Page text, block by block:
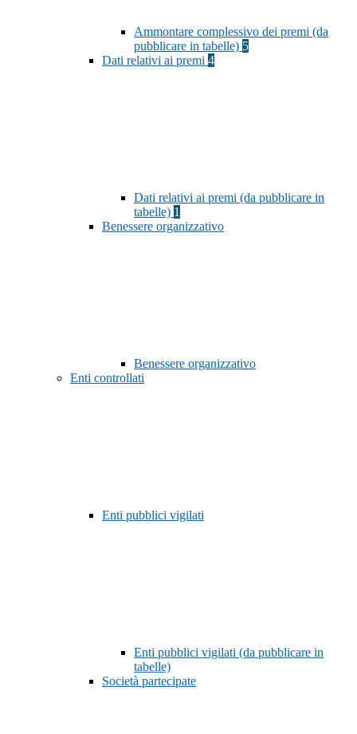
Ammontare complessivo dei premi (da
pubblicare in tabelle) 5
Dati relativi ai premi 4
Dati relativi ai premi (da pubblicare in
tabelle) 1
Benessere organizzativo
Benessere organizzativo
Enti controllati
Enti pubblici vigilati
Enti pubblici vigilati (da pubblicare in
tabelle)
Società partecipate